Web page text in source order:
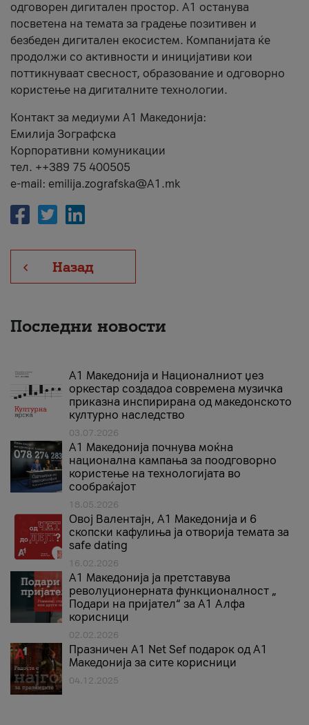
одговорен дигитален простор. А1 останува
посветена на темата за градење позитивен и
безбеден дигитален екосистем. Компанијата ќе
продолжи со активности и иницијативи кои
поттикнуваат свесност, образование и одговорно
користење на дигиталните технологии.
Контакт за медиуми А1 Македонија:
Емилија Зографска
Корпоративни комуникации
тел. ++389 75 400505
e-mail: emilija.zografska@A1.mk
Назад
Последни новости
А1 Македонија и Националниот џез
оркестар создадоа современа музичка
приказна инспирирана од македонското
културно наследство
03.07.2026
A1 Македонија почнува моќна
национална кампања за поодговорно
користење на технологијата во
сообраќајот
18.05.2026
Овој Валентајн, A1 Македонија и 6
скопски кафулиња ја отворија темата за
safe dating
16.02.2026
А1 Македонија ја претставува
револуционерната функционалност „
Подари на пријател“ за А1 Алфа
корисници
02.02.2026
Празничен A1 Net Sеf подарок од А1
Македонија за сите корисници
04.12.2025